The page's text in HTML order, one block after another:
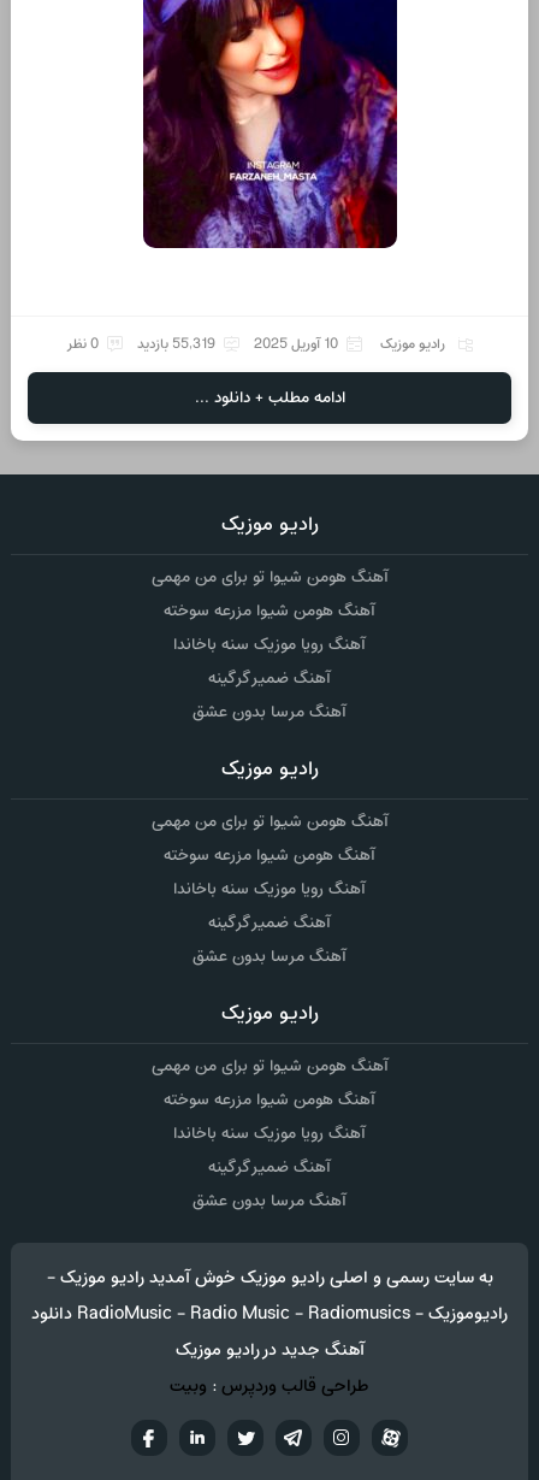
رادیو موزیک 10 آوریل 2025 55,319 بازدید 0 نظر
ادامه مطلب + دانلود ...
رادیو موزیک
آهنگ هومن شیوا تو برای من مهمی
آهنگ هومن شیوا مزرعه سوخته
آهنگ رویا موزیک سنه باخاندا
آهنگ ضمیر گرگینه
آهنگ مرسا بدون عشق
رادیو موزیک
آهنگ هومن شیوا تو برای من مهمی
آهنگ هومن شیوا مزرعه سوخته
آهنگ رویا موزیک سنه باخاندا
آهنگ ضمیر گرگینه
آهنگ مرسا بدون عشق
رادیو موزیک
آهنگ هومن شیوا تو برای من مهمی
آهنگ هومن شیوا مزرعه سوخته
آهنگ رویا موزیک سنه باخاندا
آهنگ ضمیر گرگینه
آهنگ مرسا بدون عشق
به سایت رسمی و اصلی رادیو موزیک خوش آمدید رادیو موزیک -
رادیوموزیک - RadioMusic - Radio Music - Radiomusics دانلود
آهنگ جدید در رادیو موزیک
طراحی قالب وردپرس: وبیت
تويترتلگراماینستاگرام آپارات